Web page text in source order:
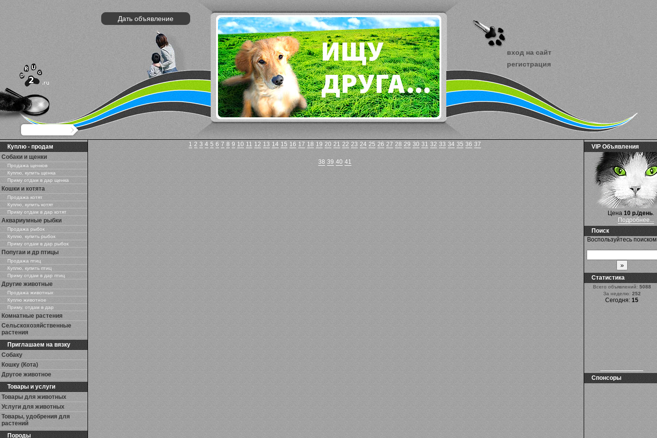
Дать объявление
вход на сайт
регистрация
1 2 3 4 5 6 7 8 9 10 11 12 13 14 15 16 17 18 19 20 21 22 23 24 25 26 27 28 29 30 31 32 33 34 35 36 37
38 39 40 41
Куплю - продам
Собаки и щенки
Продажа щенков
Куплю, купить щенка
Приму отдам в дар щенка
Кошки и котята
Продажа котят
Куплю, купить котят
Приму отдам в дар котят
Аквариумные рыбки
Продажа рыбок
Куплю, купить рыбок
Приму отдам в дар рыбок
Попугаи и др птицы
Продажа птиц
Куплю, купить птиц
Приму отдам в дар птиц
Другие животные
Продажа животных
Куплю животное
Приму, отдам в дар
Комнатные растения
Сельскохозяйственные
растения
Приглашаем на вязку
Собаку
Кошку (Кота)
Другое животное
Товары и услуги
Товары для животных
Услуги для животных
Товары, удобрения для
растений
Породы
VIP Объявления
Цена 10 р./день.
Подробнее...
Поиск
Воспользуйтесь поиском
Статистика
Всего объявлений: 5088
За неделю: 252
Сегодня: 15
Спонсоры